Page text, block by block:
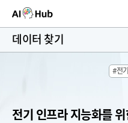
AI-Hub
AI 데이터찾기
데이터 찾기
#전기